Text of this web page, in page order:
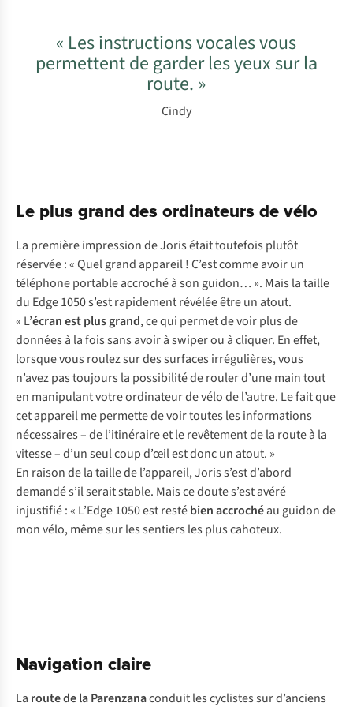
« Les instructions vocales vous
permettent de garder les yeux sur la
route. »
Cindy
Le plus grand des ordinateurs de vélo
La première impression de Joris était toutefois plutôt
réservée : « Quel grand appareil ! C’est comme avoir un
téléphone portable accroché à son guidon… ». Mais la taille
du Edge 1050 s’est rapidement révélée être un atout.
« L’écran est plus grand, ce qui permet de voir plus de
données à la fois sans avoir à swiper ou à cliquer. En effet,
lorsque vous roulez sur des surfaces irrégulières, vous
n’avez pas toujours la possibilité de rouler d’une main tout
en manipulant votre ordinateur de vélo de l’autre. Le fait que
cet appareil me permette de voir toutes les informations
nécessaires – de l’itinéraire et le revêtement de la route à la
vitesse – d’un seul coup d’œil est donc un atout. »
En raison de la taille de l’appareil, Joris s’est d’abord
demandé s’il serait stable. Mais ce doute s’est avéré
injustifié : « L’Edge 1050 est restébien accrochéau guidon de
mon vélo, même sur les sentiers les plus cahoteux.
Navigation claire
La route de la Parenzanaconduit les cyclistes sur d’anciens